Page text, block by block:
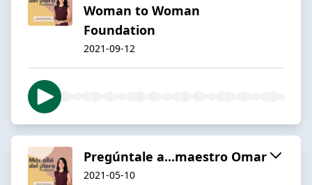
Woman to Woman
Foundation
2021-09-12
Pregúntale a...maestro Omar
2021-05-10